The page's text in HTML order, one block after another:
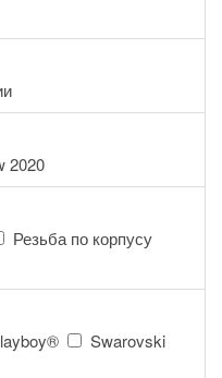
2020
Резьба по корпусу
Swarovski